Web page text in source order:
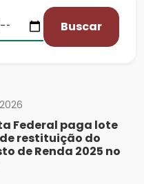
Buscar
Federal paga lote
restituição do
de Renda 2025 no